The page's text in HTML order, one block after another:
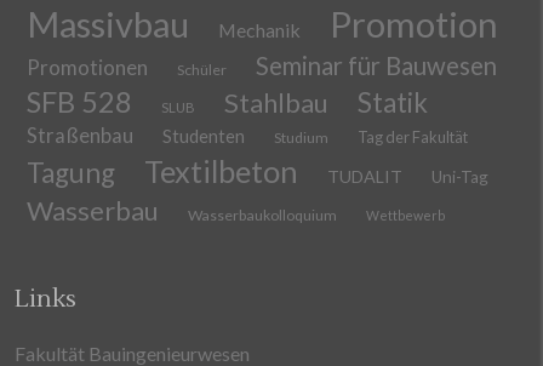
Massivbau Mechanik Promotion
Promotionen Schüler Seminar für Bauwesen
SFB 528 SLUB Stahlbau Statik
Straßenbau Studenten Studium Tag der Fakultät
Tagung Textilbeton TUDALIT Uni-Tag
Wasserbau Wasserbaukolloquium Wettbewerb
Links
Fakultät Bauingenieurwesen